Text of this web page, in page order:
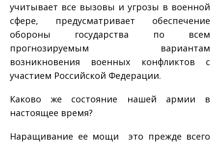
учитывает все вызовы и угрозы в военной
сфере, предусматривает обеспечение
обороны государства по всем
прогнозируемым вариантам
возникновения военных конфликтов с
участием Российской Федерации.
Каково же состояние нашей армии в
настоящее время?
Наращивание ее мощи ­ это прежде всего